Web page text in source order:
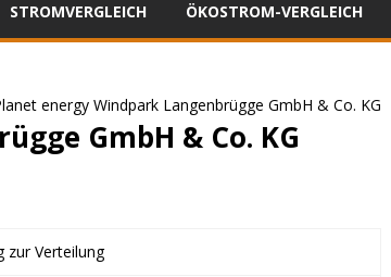
STROMVERGLEICH ÖKOSTROM-VERGLEICH
energy Windpark Langenbrügge GmbH & Co. KG
GmbH & Co. KG
zur Verteilung